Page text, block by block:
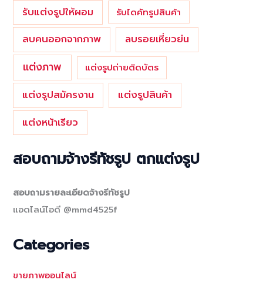
รับแต่งรูปให้ผอม รับไดคัทรูปสินค้า
ลบคนออกจากภาพ ลบรอยเหี่ยวย่น
แต่งภาพ แต่งรูปถ่ายติดบัตร
แต่งรูปสมัครงาน
แต่งรูปสินค้า
แต่งหน้าเรียว
สอบถามจ้างรีทัชรูป ตกแต่งรูป
สอบถามรายละเอียดจ้างรีทัชรูป
แอดไลน์ไอดี @mmd4525f
Categories
ขายภาพออนไลน์